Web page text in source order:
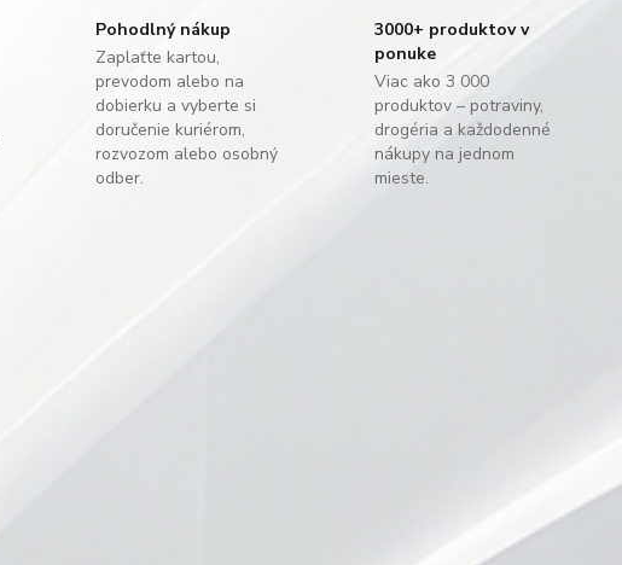
Pohodlný nákup
Zaplaťte kartou,
prevodom alebo na
dobierku a vyberte si
doručenie kuriérom,
rozvozom alebo osobný
odber.
3000+ produktov v
ponuke
Viac ako 3 000
produktov – potraviny,
drogéria a každodenné
nákupy na jednom
mieste.